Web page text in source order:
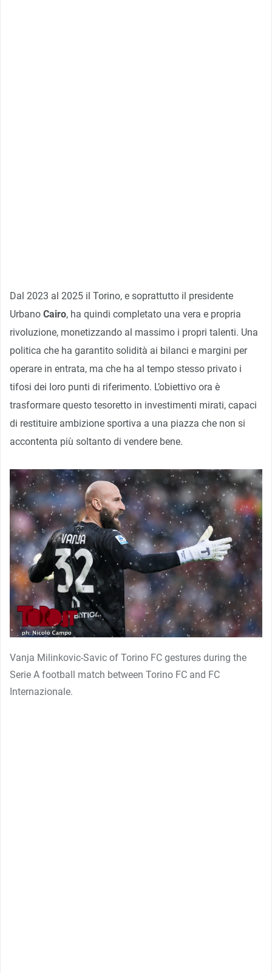
Dal 2023 al 2025 il Torino, e soprattutto il presidente
Urbano Cairo, ha quindi completato una vera e propria
rivoluzione, monetizzando al massimo i propri talenti. Una
politica che ha garantito solidità ai bilanci e margini per
operare in entrata, ma che ha al tempo stesso privato i
tifosi dei loro punti di riferimento. L’obiettivo ora è
trasformare questo tesoretto in investimenti mirati, capaci
di restituire ambizione sportiva a una piazza che non si
accontenta più soltanto di vendere bene.
Vanja Milinkovic-Savic of Torino FC gestures during the
Serie A football match between Torino FC and FC
Internazionale.